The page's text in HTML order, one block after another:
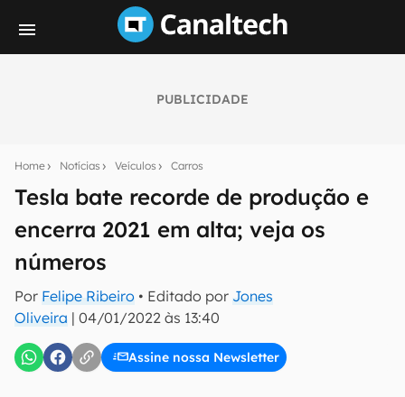
PUBLICIDADE
Home Notícias Veículos Carros
Tesla bate recorde de produção e
encerra 2021 em alta; veja os
números
Por Felipe Ribeiro • Editado por Jones
Oliveira | 04/01/2022 às 13:40
Assine nossa Newsletter
notícias e reviews sobre tecnologia em primeira
mão.
E-mail
inscreva-se
Confirmo que li, aceito e concordo com os Termos de
Uso e Política de Privacidade do Canaltech.